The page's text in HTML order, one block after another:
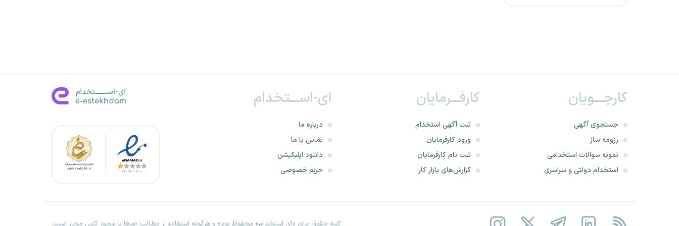
(فراخوان 7)
شرکت برق استان سیستان و
بلوچستان
شرکت قند تربت حیدریه
کارجـــویان
جستجوی آگهی
رزومه ساز
نمونه سوالات استخدامی
استخدام دولتی و سراسری
کارفـــرمایان
ثبت آگهی استخدام
ورود کارفرمایان
ثبت نام کارفرمایان
گزارش‌های بازار کار
ای-اســـتخدام
درباره ما
تماس با ما
دانلود اپلیکیشن
حریم خصوصی
کلیه حقوق برای «ای استخدام» محفوظ بوده و هرگونه استفاده از مطالب صرفا با مجوز کتبی مجاز است.